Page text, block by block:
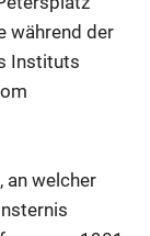
während der
Instituts
an welcher